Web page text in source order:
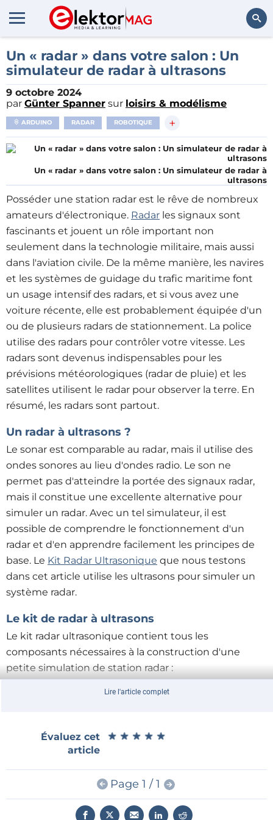
Rechercher
Un « radar » dans votre salon : Un
simulateur de radar à ultrasons
9 octobre 2024
par Günter Spanner sur loisirs & modélisme
ARDUINO RADAR ROBOTIQUE +
Un « radar » dans votre salon : Un simulateur de radar à
ultrasons
Posséder une station radar est le rêve de nombreux
amateurs d'électronique. Radar les signaux sont
fascinants et jouent un rôle important non
seulement dans la technologie militaire, mais aussi
dans l'aviation civile. De la même manière, les navires
et les systèmes de guidage du trafic maritime font
un usage intensif des radars, et si vous avez une
voiture récente, elle est probablement équipée d'un
ou de plusieurs radars de stationnement. La police
utilise des radars pour contrôler votre vitesse. Les
radars sont devenus indispensables pour les
prévisions météorologiques (radar de pluie) et les
satellites utilisent le radar pour observer la terre. En
résumé, les radars sont partout.
Un radar à ultrasons ?
Le sonar est comparable au radar, mais il utilise des
ondes sonores au lieu d'ondes radio. Le son ne
permet pas d'atteindre la portée des signaux radar,
mais il constitue une excellente alternative pour
simuler un radar. Avec un tel simulateur, il est
possible de comprendre le fonctionnement d'un
radar et d'en apprendre facilement les principes de
base. Le Kit Radar Ultrasonique que nous testons
dans cet article utilise les ultrasons pour simuler un
système radar.
Le kit de radar à ultrasons
Le kit radar ultrasonique contient tous les
composants nécessaires à la construction d'une
petite simulation de station radar:
des éléments mécaniques réalisés en plastique
un module transducteur à ultrasons
un microcontrôleur avec une carte de
connexion
un bloc d'alimentation USB et son câble USB
associé
tous les câbles, vis, écrous et rondelles
Lire l'article complet
Évaluez cet
article
★ ★ ★ ★ ★
★ ★ ★ ★ ★
Page 1 / 1